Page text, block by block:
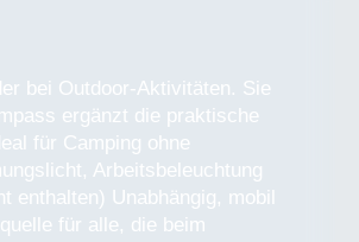
bei Outdoor-Aktivitäten. Sie
ergänzt die praktische
für Camping ohne
Arbeitsbeleuchtung
enthalten) Unabhängig, mobil
für alle, die beim